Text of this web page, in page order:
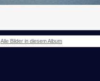
Alle Bilder in diesem Album